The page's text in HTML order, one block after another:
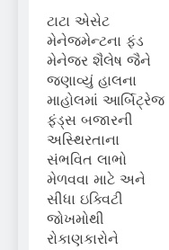
ટાટા એસેટ
મેનેજમેન્ટના ફંડ
મેનેજર શૈલેષ જૈને
જણાવ્યું હાલના
માહોલમાં આર્બિટ્રેજ
ફંડ્સ બજારની
અસ્થિરતાના
સંભવિત લાભો
મેળવવા માટે અને
સીધા ઇક્વિટી
જોખમોથી
રોકાણકારોને